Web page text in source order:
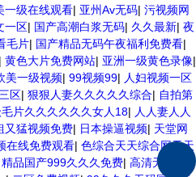
一级在线观看| 亚州Av无码| 污视频网
一区| 国产高潮白浆无码| 久久最新| 夜
毛片| 国产精品无码午夜福利免费看|
| 黄色大片免费网站| 亚洲一级黄色录像|
美一级视频| 99视频99| 人妇视频一区
区| 狠狠人妻久久久久久综合| 自拍第
片久久久久久久女人18| 人人妻人人
又猛视频免费| 日本操逼视频| 天堂网
在线免费观看| 色综合天天综合网天天
精品国产999久久久免费| 高清无码在